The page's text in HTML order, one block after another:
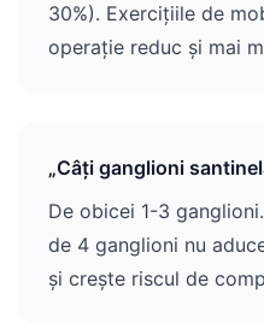
30%). Exercițiile de
operație reduc și mai
„Câți ganglioni
De obicei 1-3
de 4 ganglioni nu
și crește riscul de